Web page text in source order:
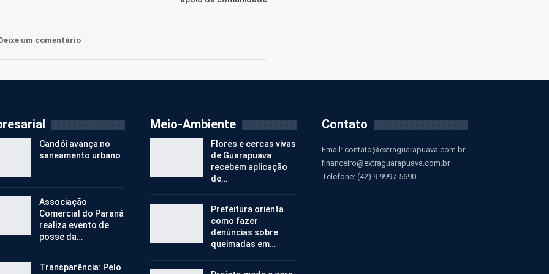
um comentário
Candói avança no
saneamento urbano
Associação
Comercial do Paraná
realiza evento de
posse da…
Transparência: Pelo
Meio-Ambiente
Flores e cercas vivas
de Guarapuava
recebem aplicação
de…
Prefeitura orienta
como fazer
denúncias sobre
queimadas em…
Contato
Email: contato@extraguarapuava.com.br
financeiro@extraguarapuava.com.br
Telefone: (42) 9 9997-5690